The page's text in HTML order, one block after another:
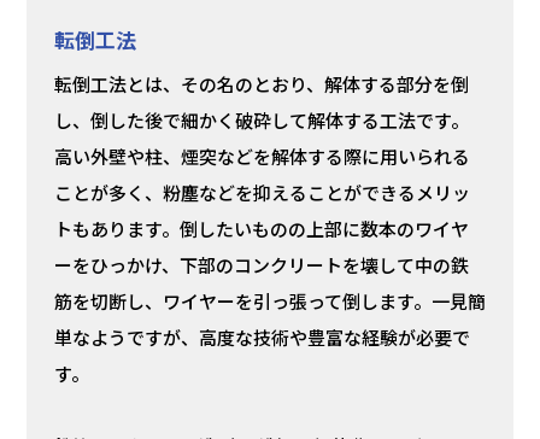
転倒工法
転倒工法とは、その名のとおり、解体する部分を倒
し、倒した後で細かく破砕して解体する工法です。
高い外壁や柱、煙突などを解体する際に用いられる
ことが多く、粉塵などを抑えることができるメリッ
トもあります。倒したいものの上部に数本のワイヤ
ーをひっかけ、下部のコンクリートを壊して中の鉄
筋を切断し、ワイヤーを引っ張って倒します。一見簡
単なようですが、高度な技術や豊富な経験が必要で
す。